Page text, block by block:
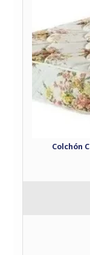
Colchón